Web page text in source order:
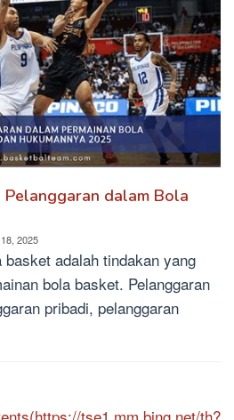
Pelanggaran dalam Bola
2025
adalah tindakan yang
bola basket. Pelanggaran
pribadi, pelanggaran